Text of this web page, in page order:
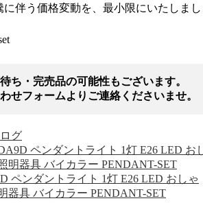
に伴う価格変動を、最小限にいたしまし
ち・完売品の可能性もございます。
せフォームよりご連絡くださいませ。
グ
ペンダントライト 1灯 E26 LED お
明器具 バイカラー PENDANT-SET
ペンダントライト 1灯 E26 LED おしゃ
器具 バイカラー PENDANT-SET